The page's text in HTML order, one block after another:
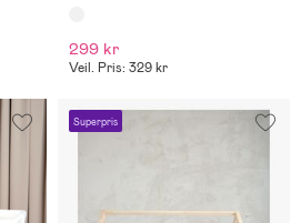
299 kr
Veil. Pris: 329 kr
Superpris